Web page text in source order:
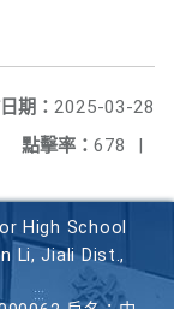
期： 2025-03-28
點擊率： 678 |
High School
Li, Jiali Dist.,